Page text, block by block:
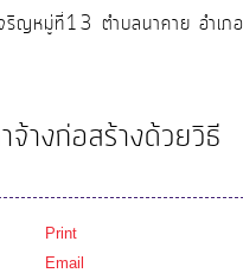
จริญหมู่ที่13 ตำบลนาคาย อำเภ
จ้างก่อสร้างด้วยวิธี
Print
Email